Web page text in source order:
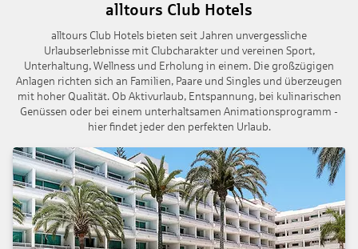
alltours Club Hotels
alltours Club Hotels bieten seit Jahren unvergessliche
Urlaubserlebnisse mit Clubcharakter und vereinen Sport,
Unterhaltung, Wellness und Erholung in einem. Die großzügigen
Anlagen richten sich an Familien, Paare und Singles und überzeugen
mit hoher Qualität. Ob Aktivurlaub, Entspannung, bei kulinarischen
Genüssen oder bei einem unterhaltsamen Animationsprogramm -
hier findet jeder den perfekten Urlaub.